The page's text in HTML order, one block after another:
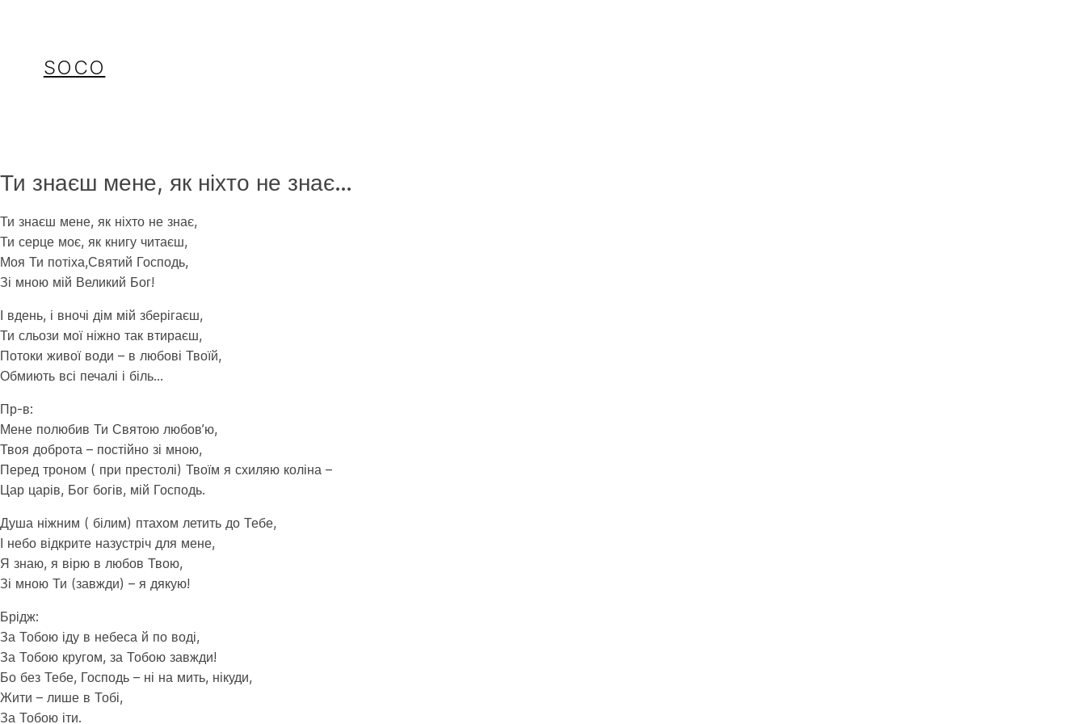
SOCO
Ти знаєш мене, як ніхто не знає…
Ти знаєш мене, як ніхто не знає,
Ти серце моє, як книгу читаєш,
Моя Ти потіха,Святий Господь,
Зі мною мій Великий Бог!
І вдень, і вночі дім мій зберігаєш,
Ти сльози мої ніжно так втираєш,
Потоки живої води – в любові Твоїй,
Обмиють всі печалі і біль…
Пр-в:
Мене полюбив Ти Святою любов’ю,
Твоя доброта – постійно зі мною,
Перед троном ( при престолі) Твоїм я схиляю коліна –
Цар царів, Бог богів, мій Господь.
Душа ніжним ( білим) птахом летить до Тебе,
І небо відкрите назустріч для мене,
Я знаю, я вірю в любов Твою,
Зі мною Ти (завжди) – я дякую!
Брідж:
За Тобою іду в небеса й по воді,
За Тобою кругом, за Тобою завжди!
Бо без Тебе, Господь – ні на мить, нікуди,
Жити – лише в Тобі,
За Тобою іти.